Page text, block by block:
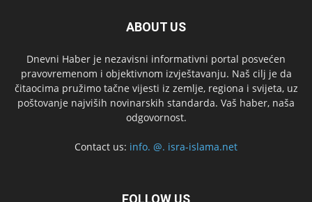
ABOUT US
Dnevni Haber je nezavisni informativni portal posvećen
pravovremenom i objektivnom izvještavanju. Naš cilj je da
čitaocima pružimo tačne vijesti iz zemlje, regiona i svijeta, uz
poštovanje najviših novinarskih standarda. Vaš haber, naša
odgovornost.
Contact us: info. @. isra-islama.net
FOLLOW US